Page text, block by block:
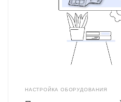
НАСТРОЙКА ОБОРУДОВАНИЯ